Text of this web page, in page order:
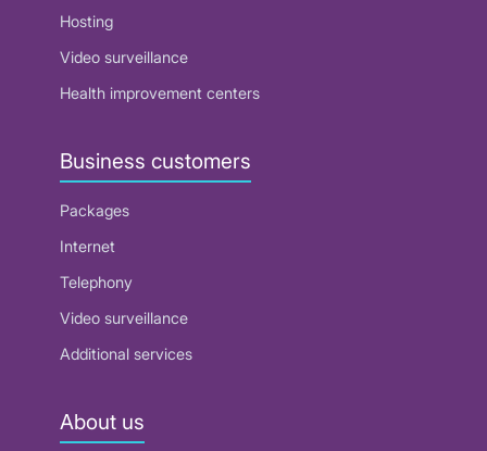
Hosting
Video surveillance
Health improvement centers
Business customers
Packages
Internet
Telephony
Video surveillance
Additional services
About us